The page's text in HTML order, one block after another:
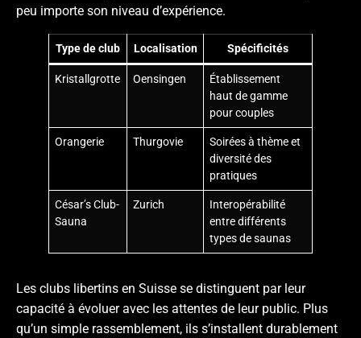
peu importe son niveau d’expérience.
Type de club Localisation Spécificités
Kristallgrotte Oensingen
Établissement
haut de gamme
pour couples
Orangerie Thurgovie
Soirées à thème et
diversité des
pratiques
César’s Club-
Sauna
Zurich
Interopérabilité
entre différents
types de saunas
Les clubs libertins en Suisse se distinguent par leur
capacité à évoluer avec les attentes de leur public. Plus
qu’un simple rassemblement, ils s’installent durablement